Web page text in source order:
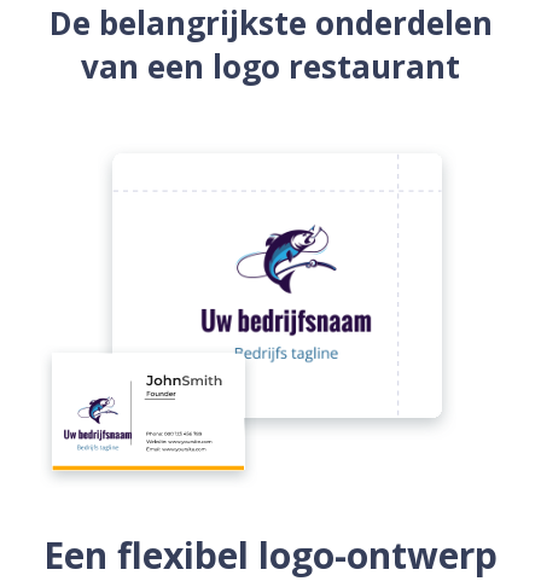
De belangrijkste onderdelen
van een logo restaurant
Een flexibel logo-ontwerp